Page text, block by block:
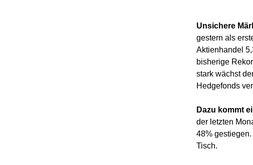
Unsichere
gestern als
Aktienhandel
bisherige
stark wächst
Hedgefonds
Dazu kommt
der letzten
48%
Tisch.